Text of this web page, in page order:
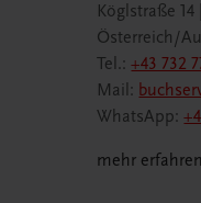
Köglstraße 14
Österreich/
Tel.:+43 732
Mail:
WhatsApp:
mehr erfahren